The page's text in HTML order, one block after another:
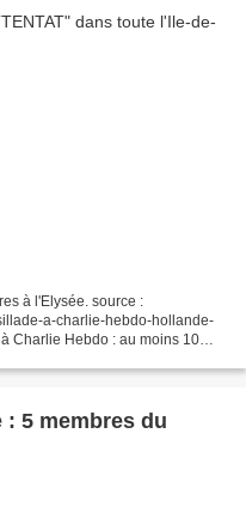
à l'Elysée. source :
a-charlie-hebdo-hollande-
Charlie Hebdo : au moins 10
: 5 membres du